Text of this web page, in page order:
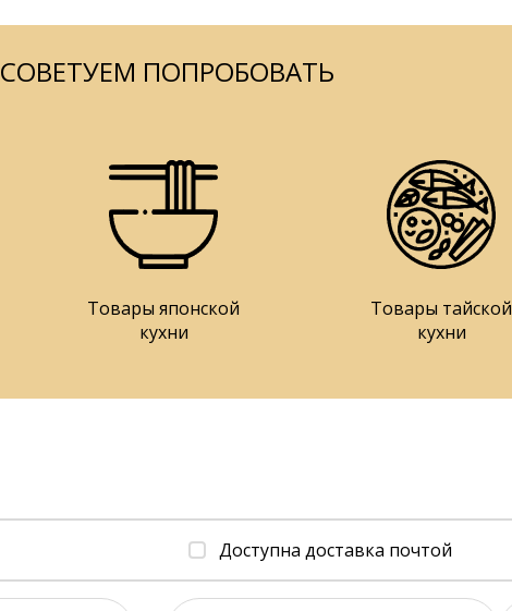
СОВЕТУЕМ ПОПРОБОВАТЬ
Товары японской
кухни
Товары тайской
кухни
Доступна доставка почтой